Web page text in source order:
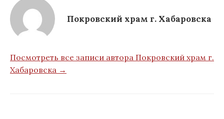
Покровский храм г. Хабаровска
Посмотреть все записи автора Покровский храм г.
Хабаровска →